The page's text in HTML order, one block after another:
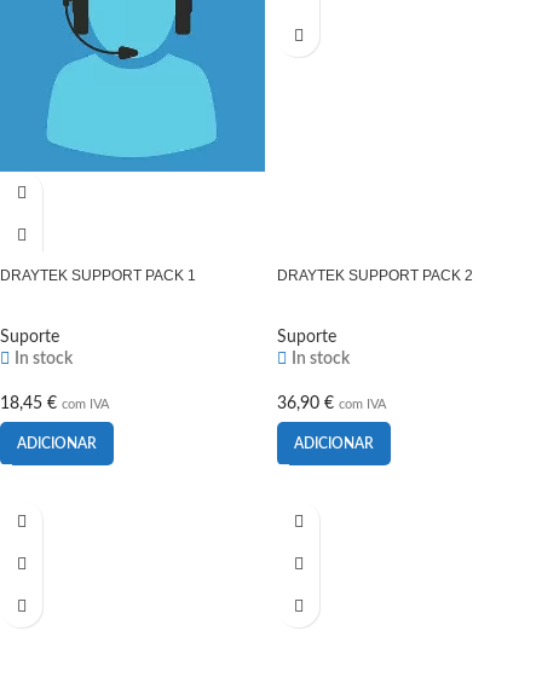
DRAYTEK SUPPORT PACK 1
Suporte
In stock
18,45 € com IVA
ADICIONAR
DRAYTEK SUPPORT PACK 2
Suporte
In stock
36,90 € com IVA
ADICIONAR